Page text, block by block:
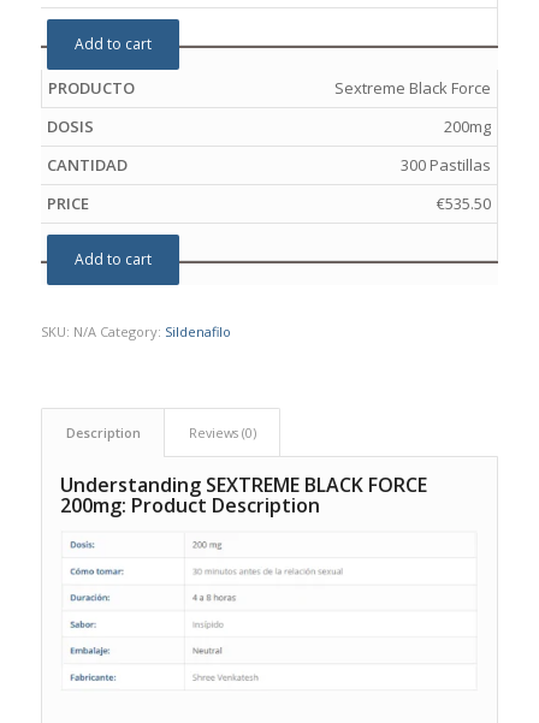
Add to cart
Sextreme Black Force
200mg
300 Pastillas
€535.50
Add to cart
SKU: N/A Category: Sildenafilo
Description Reviews (0)
Understanding SEXTREME BLACK FORCE
200mg: Product Description